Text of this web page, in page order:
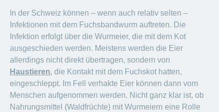
In der Schweiz können – wenn auch relativ selten –
Infektionen mit dem Fuchsbandwurm auftreten. Die
Infektion erfolgt über die Wurmeier, die mit dem Kot
ausgeschieden werden. Meistens werden die Eier
allerdings nicht direkt übertragen, sondern von
Haustieren, die Kontakt mit dem Fuchskot hatten,
eingeschleppt. Im Fell verhakte Eier können dann vom
Menschen aufgenommen werden. Nicht ganz klar ist, ob
Nahrungsmittel (Waldfrüchte) mit Wurmeiern eine Rolle